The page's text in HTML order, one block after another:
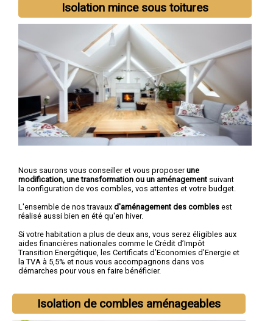
Isolation mince sous toitures
Nous saurons vous conseiller et vous proposerune
modification, une transformation ou un aménagement suivant
la configuration de vos combles, vos attentes et votre budget.
L'ensemble de nos travaux d'aménagement des combles est
réalisé aussi bien en été qu'en hiver.
Si votre habitation a plus de deux ans, vous serez éligibles aux
aides financières nationales comme le Crédit d’Impôt
Transition Energétique, les Certificats d’Economies d’Energie et
la TVA à 5,5% et nous vous accompagnons dans vos
démarches pour vous en faire bénéficier.
Isolation de combles aménageables